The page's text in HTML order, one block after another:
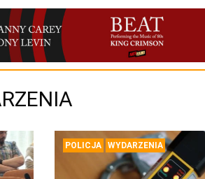
POLICJA WYDARZENIA